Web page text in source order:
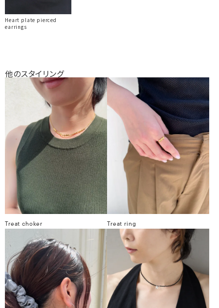
Heart plate pierced
earrings
他のスタイリング
Treat choker Treat ring